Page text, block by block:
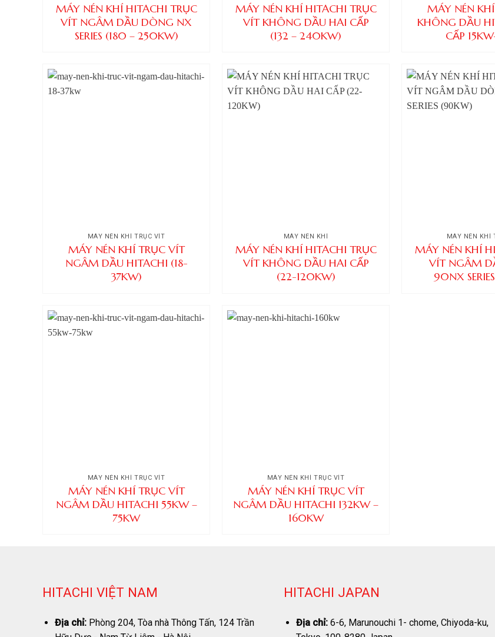
MÁY NÉN KHÍ HITACHI TRỤC
VÍT NGÂM DẦU DÒNG NX
SERIES (180 – 250KW)
MÁY NÉN KHÍ HITACHI TRỤC
VÍT KHÔNG DẦU HAI CẤP
(132 – 240KW)
MÁY NÉN
KHÔNG DẦU
CẤP
MÁY NÉN KHÍ TRỤC VÍT
MÁY NÉN KHÍ TRỤC VÍT
NGÂM DẦU HITACHI (18-
37KW)
MÁY NÉN KHÍ
MÁY NÉN KHÍ HITACHI TRỤC
VÍT KHÔNG DẦU HAI CẤP
(22-120KW)
MÁY NÉN KHÍ
MÁY NÉN KHÍ
VÍT NGÂM
90NX
MÁY NÉN KHÍ TRỤC VÍT
MÁY NÉN KHÍ TRỤC VÍT
NGÂM DẦU HITACHI 55KW –
75KW
MÁY NÉN KHÍ TRỤC VÍT
MÁY NÉN KHÍ TRỤC VÍT
NGÂM DẦU HITACHI 132KW –
160KW
HITACHI VIỆT NAM
Địa chỉ:Phòng 204, Tòa nhà Thông Tấn, 124 Trần
HITACHI JAPAN
Địa chỉ:6-6, Marunouchi 1- chome, Chiyoda-ku,